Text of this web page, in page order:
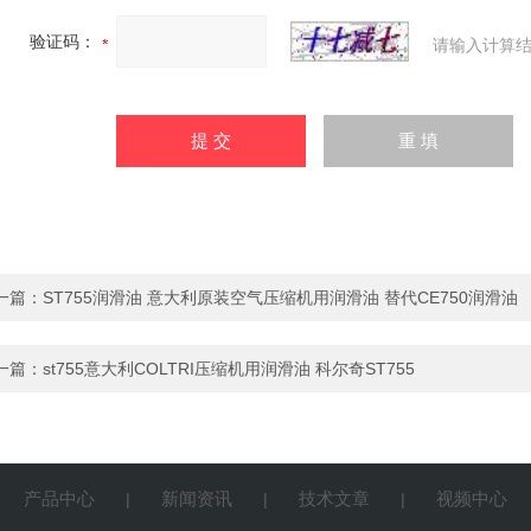
验证码： 请输入计算
篇： ST755润滑油 意大利原装空气压缩机用润滑油 替代CE750润滑油
篇： st755意大利COLTRI压缩机用润滑油 科尔奇ST755
产品中心 | 新闻资讯 | 技术文章 | 视频中心